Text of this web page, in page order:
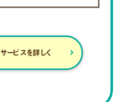
ービスを詳しく